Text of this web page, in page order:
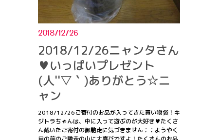
2018/12/26
2018/12/26ニャンタさん
♥いっぱいプレゼント
(人''▽｀)ありがとう☆ニ
ャン
2018/12/26ご寄付のお品が入ってきた買い物袋！キ
ジトラちゃんは、中に入って遊ぶのが大好き♥たくさ
ん戴いたご寄付の御馳走に気づきません；；ようやく